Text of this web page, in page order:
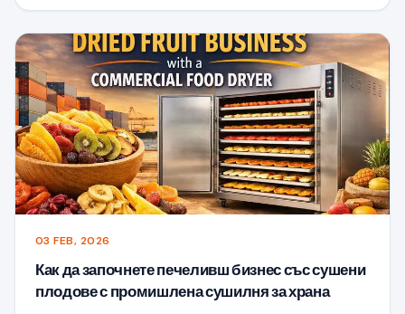
03 FEB, 2026
Как да започнете печеливш бизнес със сушени
плодове с промишлена сушилня за храна